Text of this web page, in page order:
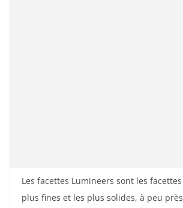
Les facettes Lumineers sont les
plus fines et les plus solides, à peu